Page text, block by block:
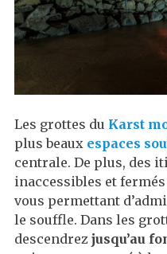
Les grottes du Karst
plus beaux espaces
centrale. De plus, des
inaccessibles et
vous permettant
le souffle. Dans les
descendrez jusqu’au